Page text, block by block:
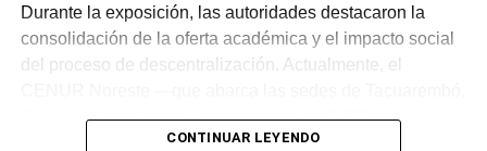
Durante la exposición, las autoridades destacaron la
consolidación de la oferta académica y el impacto social
del proceso de descentralización. Actualmente, el
Rivera y Cerro Largo— registra más de 6.700 estudiantes
activos. Según los datos presentados, aproximadamente
CONTINUAR LEYENDO